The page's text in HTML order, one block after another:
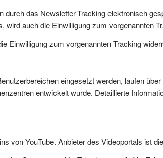
das Newsletter-Tracking elektronisch
auch die Einwilligung zum vorgenannten
Einwilligung zum vorgenannten Tracking
eingesetzt werden, laufen
entwickelt wurde. Detaillierte
von YouTube. Anbieter des Videoportals ist